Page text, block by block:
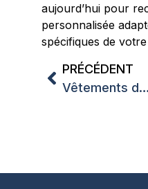
aujourd’hui pour
personnalisée
spécifiques de
PRÉCÉDENT
Vêtements de travail pas cher fournisseur Lyon : trouver le